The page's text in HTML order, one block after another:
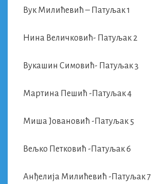
Вук Милићевић – Патуљак 1
Нина Величковић- Патуљак 2
Вукашин Симовић- Патуљак 3
Мартина Пешић -Патуљак 4
Миша Јовановић -Патуљак 5
Вељко Петковић -Патуљак 6
Анђелија Милићевић -Патуљак 7